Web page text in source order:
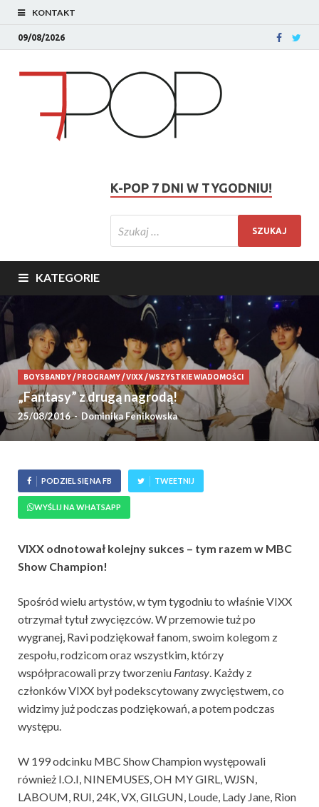
KONTAKT
09/08/2026
K-POP 7 DNI W TYGODNIU!
KATEGORIE
BOYSBANDY/ PROGRAMY/VIXX/WSZYSTKIE WIADOMOŚCI
„Fantasy” z drugą nagrodą!
25/08/2016- Dominika Fenikowska
PODZIEL SIĘ NA FB TWEETNIJ
WYŚLIJ NA WHATSAPP
VIXX odnotował kolejny sukces – tym razem w MBC
Show Champion!
Spośród wielu artystów, w tym tygodniu to właśnie VIXX
otrzymał tytuł zwycięzców. W przemowie tuż po
wygranej, Ravi podziękował fanom, swoim kolegom z
zespołu, rodzicom oraz wszystkim, którzy
współpracowali przy tworzeniu Fantasy. Każdy z
członków VIXX był podekscytowany zwycięstwem, co
widzimy już podczas podziękowań, a potem podczas
występu.
W 199 odcinku MBC Show Champion występowali
również I.O.I, NINEMUSES, OH MY GIRL, WJSN,
LABOUM, RUI, 24K, VX, GILGUN, Loude, Lady Jane, Rion